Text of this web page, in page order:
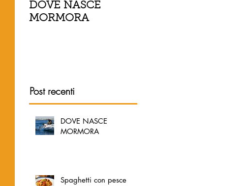
DOVE NASCE
MORMORA
Post recenti
DOVE NASCE
MORMORA
Spaghetti con pesce